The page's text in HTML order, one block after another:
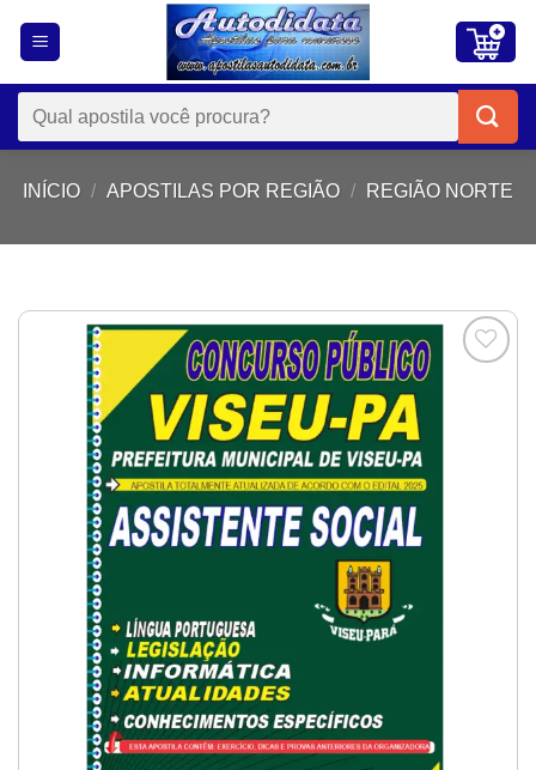
Pesquisar
por:
INÍCIO / APOSTILAS POR REGIÃO / REGIÃO NORTE
Add to